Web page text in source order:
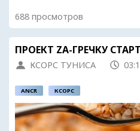
688 просмотров
ПРОЕКТ ZA-ГРЕЧКУ
КСОРС ТУНИСА
ANCR КСОРС